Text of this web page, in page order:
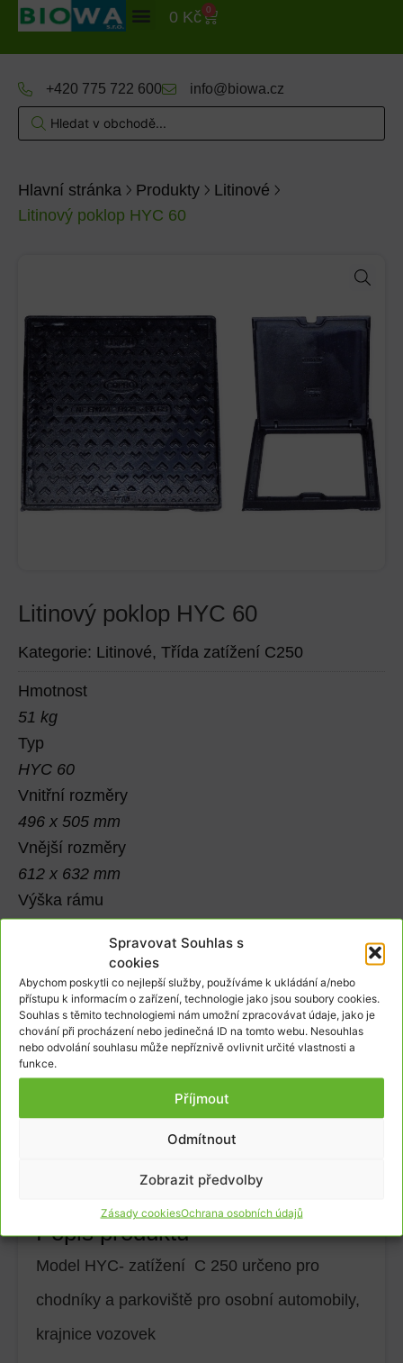
Spravovat Souhlas s
cookies
Abychom poskytli co nejlepší služby, používáme k ukládání a/nebo
přístupu k informacím o zařízení, technologie jako jsou soubory cookies.
Souhlas s těmito technologiemi nám umožní zpracovávat údaje, jako je
chování při procházení nebo jedinečná ID na tomto webu. Nesouhlas
nebo odvolání souhlasu může nepříznivě ovlivnit určité vlastnosti a
funkce.
Příjmout
Odmítnout
Zobrazit předvolby
Zásady cookiesOchrana osobních údajů
0 Kč 0
+420 775 722 600 info@biowa.cz
Hlavní stránka Produkty
Litinové
Litinový poklop HYC 60
Litinový poklop HYC 60
Kategorie: Litinové, Třída zatížení C250
Hmotnost
51 kg
Typ
HYC 60
Vnitřní rozměry
496 x 505 mm
Vnější rozměry
612 x 632 mm
Výška rámu
Třída zatížení
C 250
Skladem
5 227
Přidat do košíku
Popis produktu
Model HYC- zatížení C 250 určeno pro
chodníky a parkoviště pro osobní automobily,
krajnice vozovek